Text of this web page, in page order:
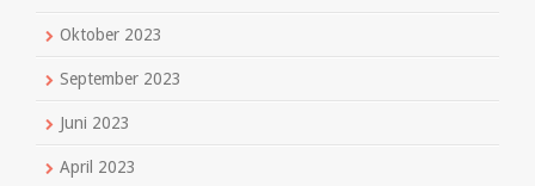
Oktober 2023
September 2023
Juni 2023
April 2023